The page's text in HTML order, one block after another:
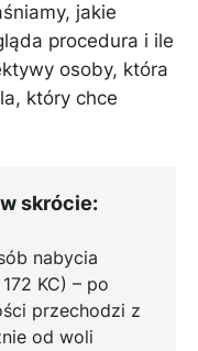
jakie
procedura i ile
osoby, która
który chce
skrócie:
nabycia
KC) – po
przechodzi z
od woli